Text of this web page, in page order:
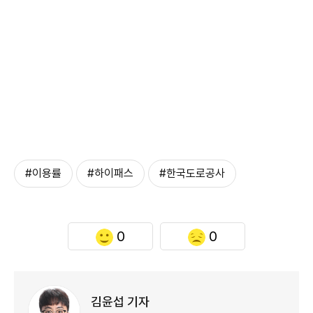
#이용률 #하이패스 #한국도로공사
0 0
김윤섭 기자